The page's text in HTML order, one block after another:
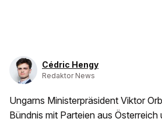
Cédric Hengy
Redaktor News
Ungarns Ministerpräsident Viktor
Bündnis mit Parteien aus